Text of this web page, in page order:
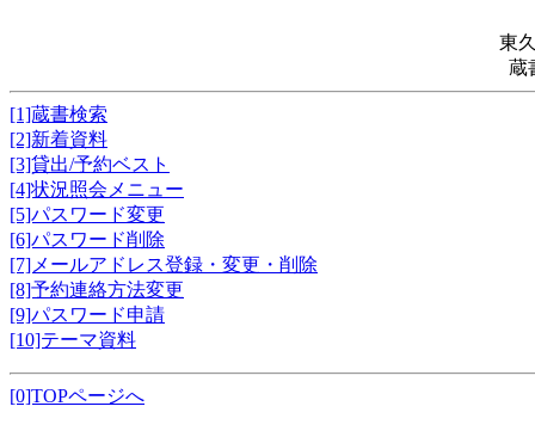
東
蔵
[1]蔵書検索
[2]新着資料
[3]貸出/予約ベスト
[4]状況照会メニュー
[5]パスワード変更
[6]パスワード削除
[7]メールアドレス登録・変更・削除
[8]予約連絡方法変更
[9]パスワード申請
[10]テーマ資料
[0]TOPページへ